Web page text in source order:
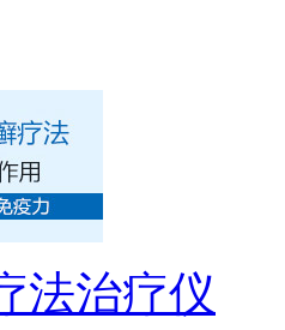
法治疗仪